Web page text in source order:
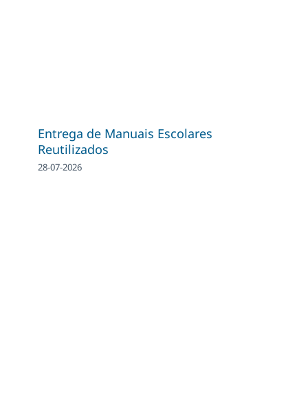
Entrega de Manuais Escolares
Reutilizados
28-07-2026